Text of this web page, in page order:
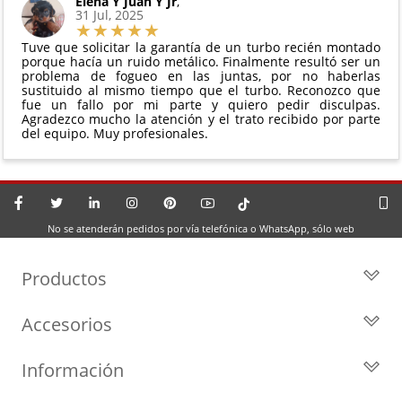
31 Jul, 2025
Tuve que solicitar la garantía de un turbo recién montado
porque hacía un ruido metálico. Finalmente resultó ser un
problema de fogueo en las juntas, por no haberlas
sustituido al mismo tiempo que el turbo. Reconozco que
fue un fallo por mi parte y quiero pedir disculpas.
Agradezco mucho la atención y el trato recibido por parte
del equipo. Muy profesionales.
No se atenderán pedidos por vía telefónica o WhatsApp, sólo web
Productos
Turbos por Marca
Accesorios
Geometrías
Información